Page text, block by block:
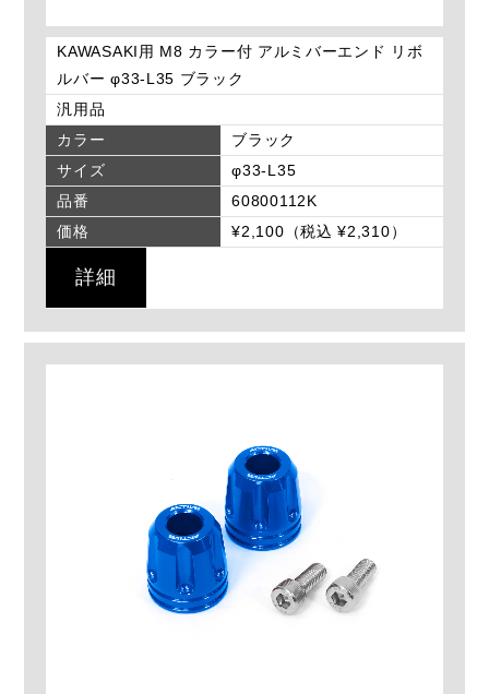
KAWASAKI用 M8 カラー付 アルミバーエンド リボ
ルバー φ33-L35 ブラック
汎用品
カラー
ブラック
サイズ
φ33-L35
品番
60800112K
価格
¥2,100（税込 ¥2,310）
詳細